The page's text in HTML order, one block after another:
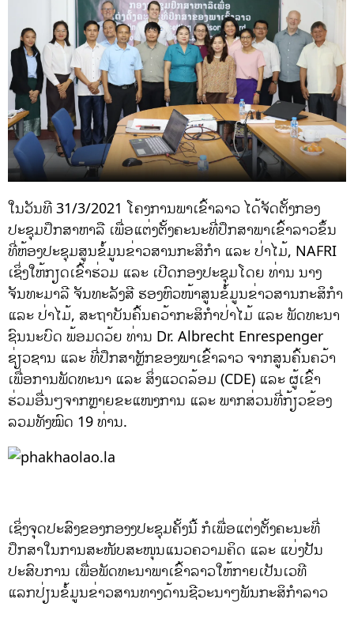
ໃນວັນທີ 31/3/2021 ໂຄງການພາເຂົ້າລາວ ໄດ້ຈັດຕັ້ງກອງ
ປະຊຸມປຶກສາຫາລື ເພື່ອແຕ່ງຕັ້ງຄະນະທີ່ປຶກສາພາເຂົ້າລາວຂຶ້ນ
ທີ່ຫ້ອງປະຊຸມສູນຂໍ້ມູນຂ່າວສານກະສິກຳ ແລະ ປ່າໄມ້, NAFRI
ເຊິ່ງໃຫ້ກຽດເຂົ້າຮ່ວມ ແລະ ເປີດກອງປະຊຸມໂດຍ ທ່ານ ນາງ
ຈັນທະມາລີ ຈັນທະລັງສີ ຮອງຫົວໜ້າສູນຂໍ້ມູນຂ່າວສານກະສິກຳ
ແລະ ປ່າໄມ້, ສະຖາບັນຄົ້ນຄວ້າກະສິກຳປ່າໄມ້ ແລະ ພັດທະນາ
ຊົນນະບົດ ພ້ອມດວ້ຍ ທ່ານ Dr. Albrecht Enrespenger
ຊ່ຽວຊານ ແລະ ທີ່ປຶກສາຫຼັກຂອງພາເຂົ້າລາວ ຈາກສູນຄົ້ນຄວ້າ
ເພື່ອການພັດທະນາ ແລະ ສິ່ງແວດລ້ອມ (CDE) ແລະ ຜູ້ເຂົ້າ
ຮ່ວມອື່ນໆຈາກຫຼາຍຂະແໜງການ ແລະ ພາກສ່ວນທີ່ກ້ຽວຂ້ອງ
ລວມທັງໝົດ 19 ທ່ານ.
ເຊິ່ງຈຸດປະສົງຂອງກອງງປະຊຸມຄັ້ງນີ້ ກໍເພື່ອແຕ່ງຕັ້ງຄະນະທີ່
ປຶກສາໃນການສະໜັບສະໜຸນແນວຄວາມຄິດ ແລະ ແບ່ງປັນ
ປະສົບການ ເພື່ອພັດທະນາພາເຂົ້າລາວໃຫ້ກາຍເປັນເວທີ
ແລກປ່ຽນຂໍ້ມູນຂ່າວສານທາງດ້ານຊີວະນາໆພັນກະສິກຳລາວ